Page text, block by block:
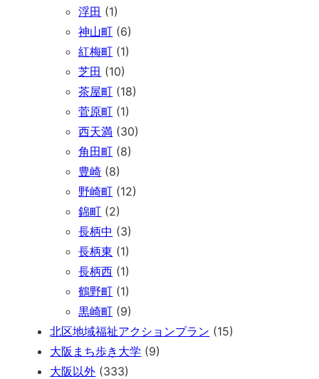
浮田 (1)
神山町 (6)
紅梅町 (1)
芝田 (10)
茶屋町 (18)
菅原町 (1)
西天満 (30)
角田町 (8)
豊崎 (8)
野崎町 (12)
錦町 (2)
長柄中 (3)
長柄東 (1)
長柄西 (1)
鶴野町 (1)
黒崎町 (9)
北区地域福祉アクションプラン (15)
大阪まち歩き大学 (9)
大阪以外 (333)